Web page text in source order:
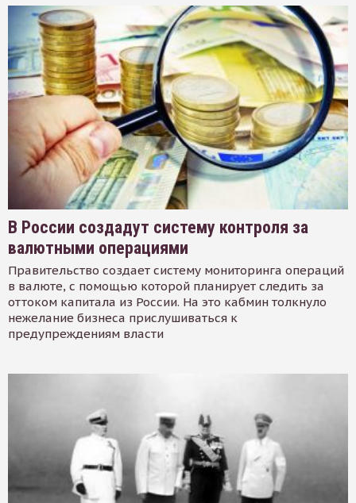
В России создадут систему контроля за
валютными операциями
Правительство создает систему мониторинга операций
в валюте, с помощью которой планирует следить за
оттоком капитала из России. На это кабмин толкнуло
нежелание бизнеса прислушиваться к
предупреждениям власти